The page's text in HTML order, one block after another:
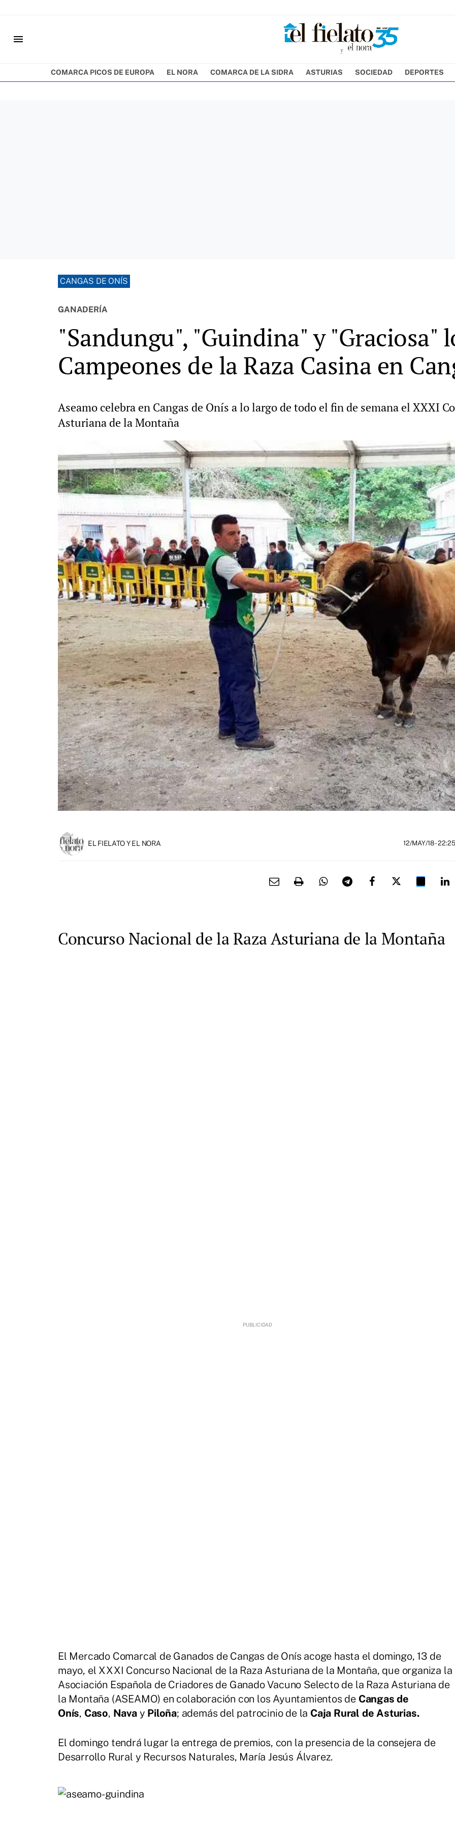
menu
COMARCA PICOS DE EUROPA EL NORA COMARCA DE LA SIDRA ASTURIAS SOCIEDAD DEPORTES
CANGAS DE ONÍS
GANADERÍA
"Sandungu", "Guindina" y "Graciosa"
Campeones de la Raza Casina en
Aseamo celebra en Cangas de Onís a lo largo de todo el fin de semana el XXXI
Asturiana de la Montaña
EL FIELATO Y EL NORA 12/MAY/18- 22:25
Concurso Nacional de la Raza Asturiana de la Montaña
El Mercado Comarcal de Ganados de Cangas de Onís acoge hasta el domingo, 13 de
mayo, el XXXI Concurso Nacional de la Raza Asturiana de la Montaña, que organiza la
Asociación Española de Criadores de Ganado Vacuno Selecto de la Raza Asturiana de
la Montaña (ASEAMO) en colaboración con los Ayuntamientos de Cangas de
Onís, Caso, Navay Piloña; además del patrocinio de la Caja Rural de Asturias.
El domingo tendrá lugar la entrega de premios, con la presencia de la consejera de
Desarrollo Rural y Recursos Naturales, María Jesús Álvarez.